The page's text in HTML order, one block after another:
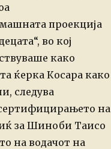
проекција
во кој
како
ќерка Косара како
следува
на
за Шиноби Таисо
на водачот на